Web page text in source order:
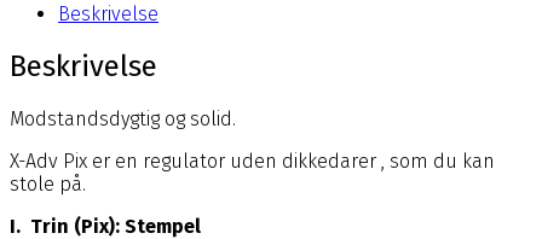
Beskrivelse
Beskrivelse
Modstandsdygtig og solid.
X-Adv Pix er en regulator uden dikkedarer , som du kan
stole på.
I. Trin (Pix): Stempel